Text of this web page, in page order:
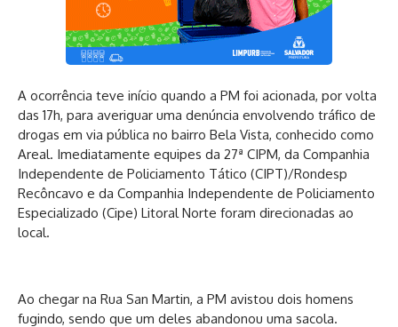
A ocorrência teve início quando a PM foi acionada, por volta
das 17h, para averiguar uma denúncia envolvendo tráfico de
drogas em via pública no bairro Bela Vista, conhecido como
Areal. Imediatamente equipes da 27ª CIPM, da Companhia
Independente de Policiamento Tático (CIPT)/Rondesp
Recôncavo e da Companhia Independente de Policiamento
Especializado (Cipe) Litoral Norte foram direcionadas ao
local.
Ao chegar na Rua San Martin, a PM avistou dois homens
fugindo, sendo que um deles abandonou uma sacola.